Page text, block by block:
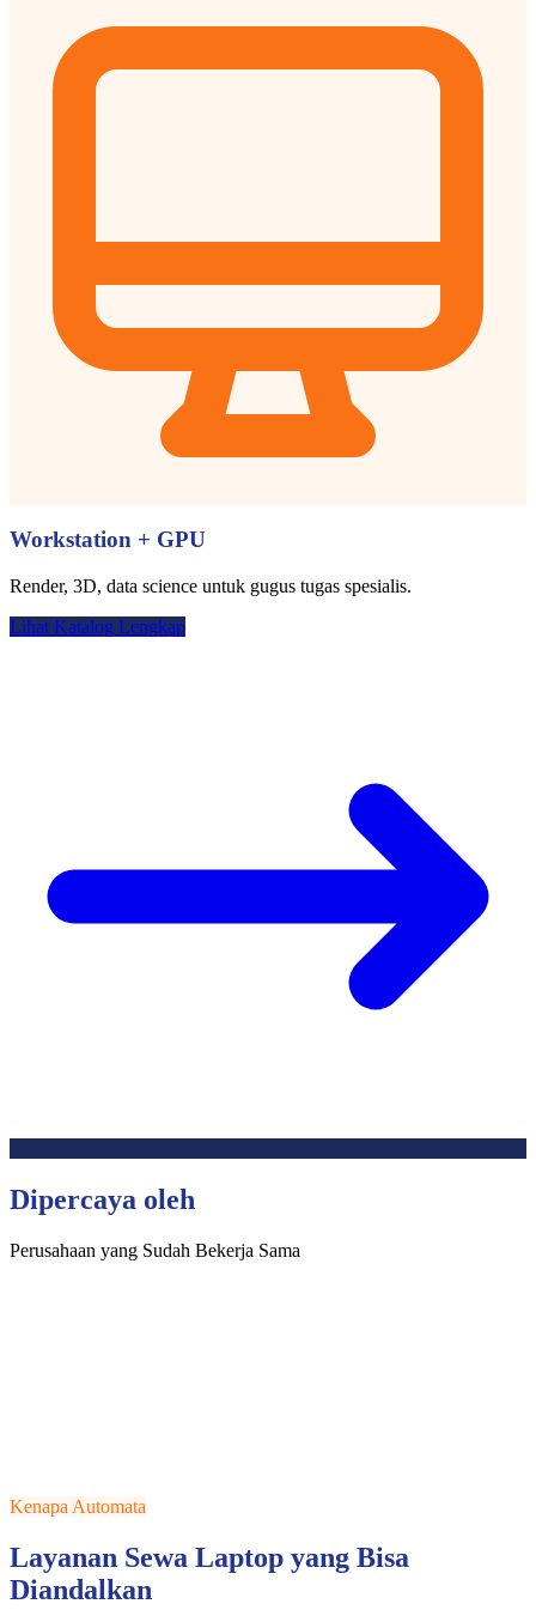
Workstation + GPU
Render, 3D, data science untuk gugus tugas spesialis.
Lihat Katalog Lengkap
Dipercaya oleh
Perusahaan yang Sudah Bekerja Sama
Kenapa Automata
Layanan Sewa Laptop yang Bisa
Diandalkan